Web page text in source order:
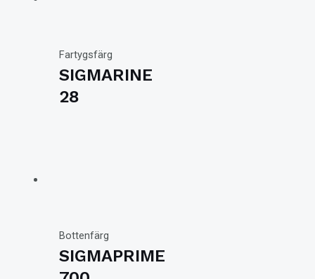
Fartygsfärg
SIGMARINE
28
Bottenfärg
SIGMAPRIME